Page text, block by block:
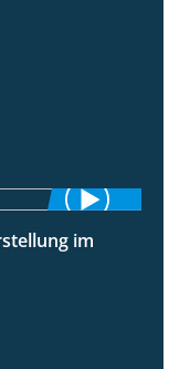
11:24
im